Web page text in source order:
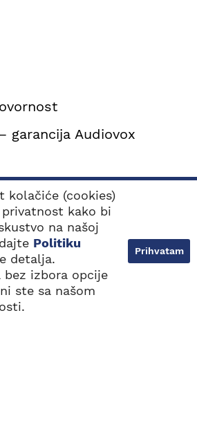
BESPLATAN POZIV
garancija Audiovox
sluha
sluha
kolačiće (cookies)
kako bi
na našoj
Politiku
detalja.
bez izbora opcije
ste sa našom
Prihvatam